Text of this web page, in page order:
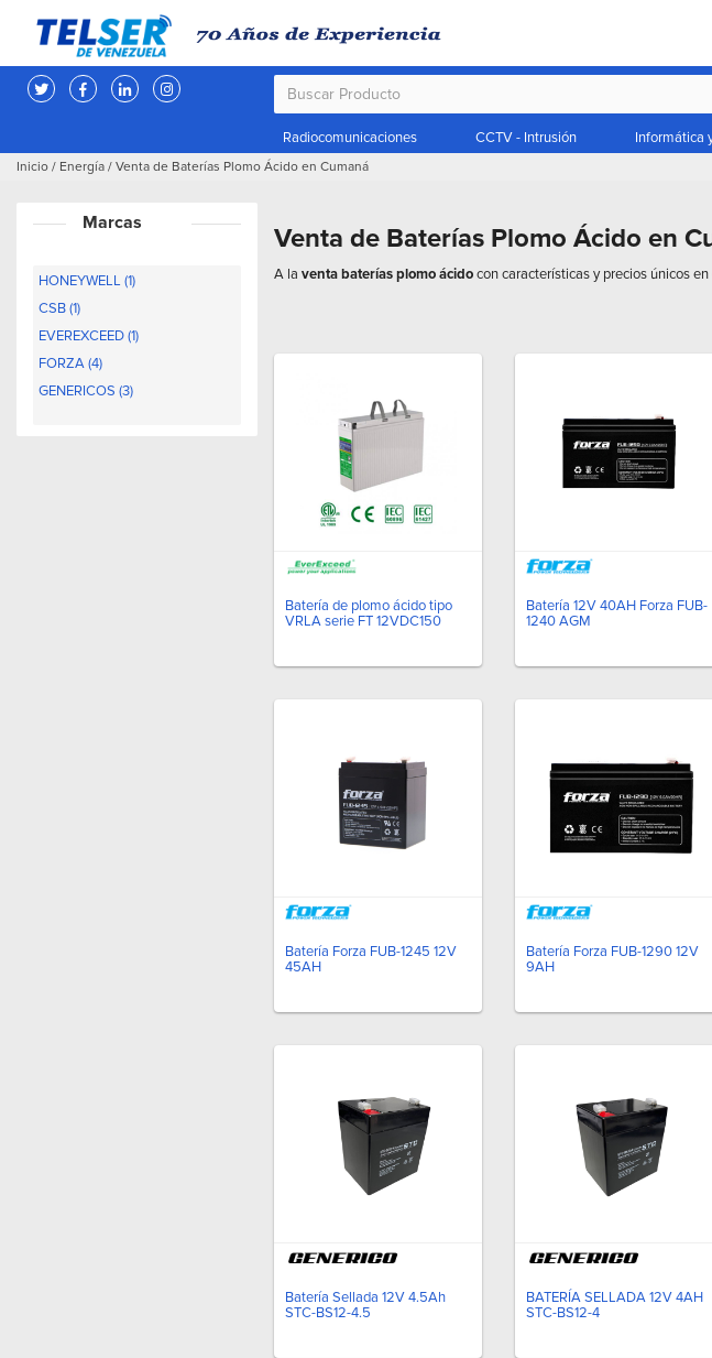
Radiocomunicaciones CCTV - Intrusión Informática
Inicio / Energía / Venta de Baterías Plomo Ácido en Cumaná
Marcas
HONEYWELL (1)
CSB (1)
EVEREXCEED (1)
FORZA (4)
GENERICOS (3)
Venta de Baterías Plomo Ácido en
A la venta baterías plomo ácidocon características y precios únicos
Batería de plomo ácido tipo
VRLA serie FT 12VDC150
Batería 12V 40AH Forza FUB-
1240 AGM
Batería Forza FUB-1245 12V
45AH
Batería Forza FUB-1290 12V
9AH
Batería Sellada 12V 4.5Ah
STC-BS12-4.5
BATERÍA SELLADA 12V 4AH
STC-BS12-4